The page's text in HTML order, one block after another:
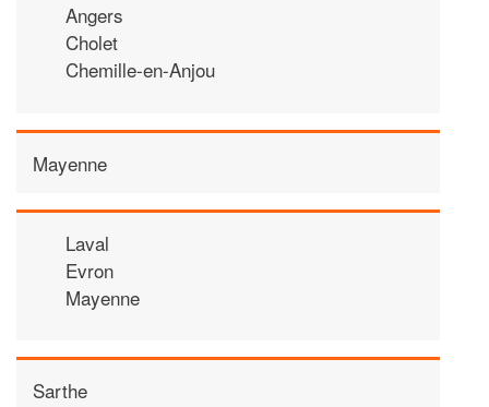
Angers
Cholet
Chemille-en-Anjou
Mayenne
Laval
Evron
Mayenne
Sarthe